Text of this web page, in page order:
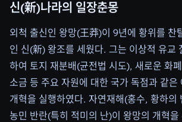
신(新)나라의 일장춘몽
외척 출신인 왕망(王莽)이 9년에 황위를 찬
인 신(新) 왕조를 세웠다. 그는 이상적 유교
하여 토지 재분배(균전법 시도), 새로운 화
소금 등 주요 자원에 대한 국가 독점과 같은
개혁을 실행하였다. 자연재해(홍수, 황하의
농민 반란(특히 적미의 난)이 왕망의 개혁